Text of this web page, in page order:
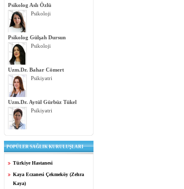
Psikolog Aslı Özlü
Psikoloji
Psikolog Gülşah Dursun
Psikoloji
Uzm.Dr. Bahar Cömert
Psikiyatri
Uzm.Dr. Aytül Gürbüz Tükel
Psikiyatri
POPÜLER SAĞLIK KURULUŞLARI
Türkiye Hastanesi
Kaya Eczanesi Çekmeköy (Zehra
Kaya)